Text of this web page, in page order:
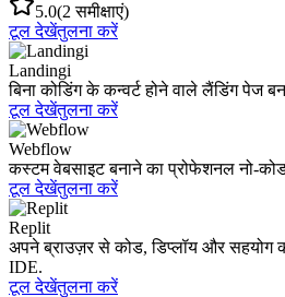
5.0(2 समीक्षाएं)
टूल देखेंतुलना करें
Landingi
बिना कोडिंग के कन्वर्ट होने वाले लैंडिंग पेज
टूल देखेंतुलना करें
Webflow
कस्टम वेबसाइट बनाने का प्रोफेशनल नो-कोड
टूल देखेंतुलना करें
Replit
अपने ब्राउज़र से कोड, डिप्लॉय और
IDE.
टूल देखेंतुलना करें